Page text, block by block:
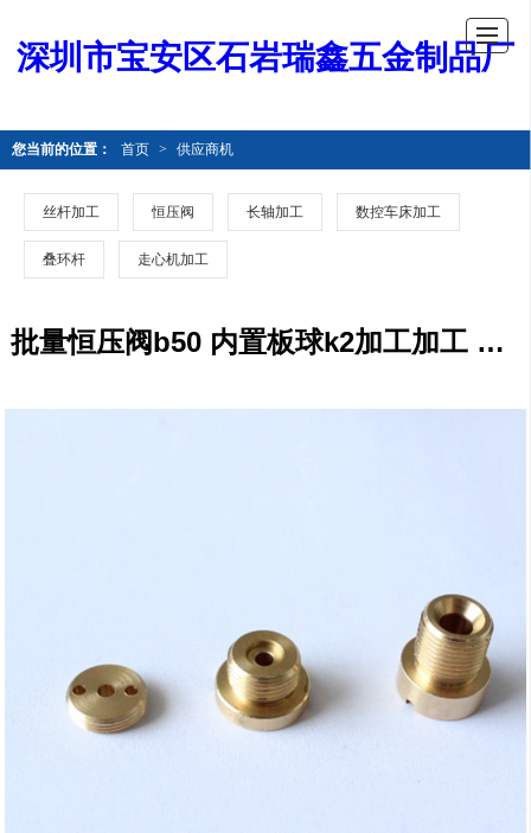
深圳市宝安区石岩瑞鑫五金制品厂
您当前的位置： 首页 > 供应商机
丝杆加工 恒压阀 长轴加工 数控车床加工
叠环杆 走心机加工
批量恒压阀b50 内置板球k2加工加工 非标定制